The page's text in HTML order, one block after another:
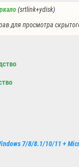
(srtlink+ydisk)
для просмотра
7/8/8.1/10/11 +